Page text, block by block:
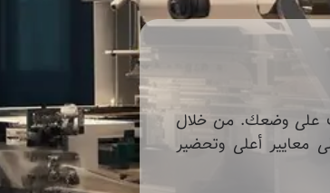
على وضعك. من خلال
معايير أعلى وتحضير